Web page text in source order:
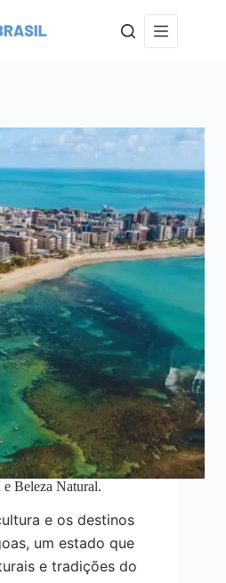
Beleza Natural.
e os destinos
um estado que
e tradições do